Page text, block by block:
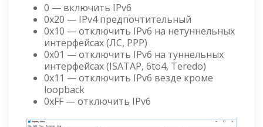
0 — включить IPv6
0x20 — IPv4 предпочтительный
0x10 — отключить IPv6 на нетуннельных
интерфейсах (ЛС, PPP)
0x01 — отключить IPv6 на туннельных
интерфейсах (ISATAP, 6to4, Teredo)
0x11 — отключить IPv6 везде кроме
loopback
0xFF — отключить IPv6